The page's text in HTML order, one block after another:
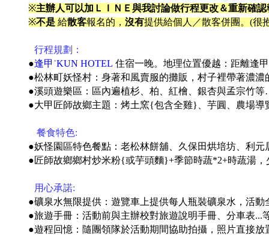
※主辦人可以加ＬＩＮＥ與我討論做行程更改＆重新確
※不是 給散客報名的， 沒有提供給個人／散客併團。(很
行程規劃：
●逢甲˙KUN HOTEL 住宿一晚。地理位置優越：距離逢
●松林町妖怪村：身著和風賣服的攤販，村子裡帶著濃濃
●溪頭遊樂區：區內遍植杉、柏、紅檜、銀杏與孟宗竹
●大甲匠師故鄉主題：烤土窯{包含全雞}、芋圓、農場
餐食特色:
●妖怪園區特色餐點：老松林餅舖、久保田烘培坊、利
●匠師故鄉鄉村炒米粉{或芋頭麵}+季節時蔬*2+時蔬湯
用心承諾:
●礦泉水無限提供：遊覽車上提供每人瓶裝礦泉水，活動
●旅遊手冊：活動前與主辦校對旅遊說明手冊、分車表...
●遊程回憶：隨團領隊於活動期間協助拍攝，照片直接放